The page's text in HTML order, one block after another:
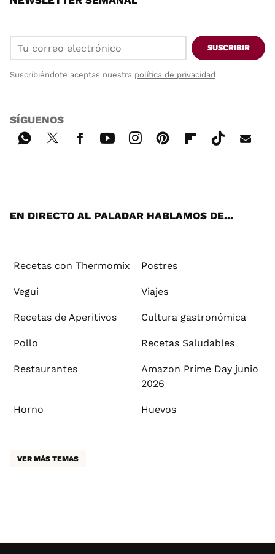
SUSCRIBIR
Suscribiéndote aceptas nuestra política de privacidad
SÍGUENOS
EN DIRECTO AL PALADAR HABLAMOS DE...
Recetas con Thermomix Postres
Vegui Viajes
Recetas de Aperitivos Cultura gastronómica
Pollo Recetas Saludables
Restaurantes
Amazon Prime Day junio
2026
Horno Huevos
VER MÁS TEMAS